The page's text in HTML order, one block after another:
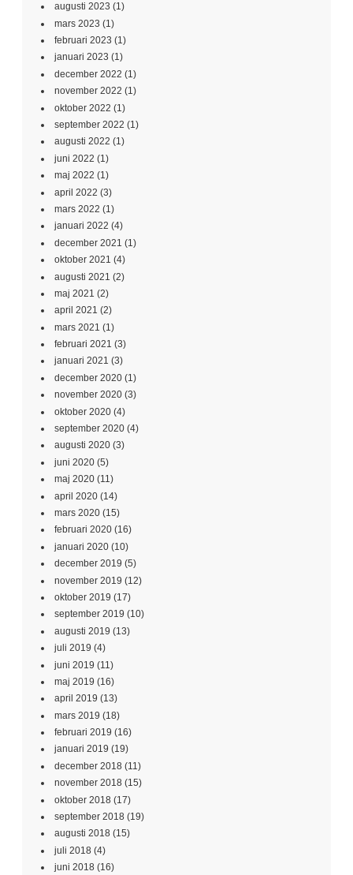
augusti 2023 (1)
mars 2023 (1)
februari 2023 (1)
januari 2023 (1)
december 2022 (1)
november 2022 (1)
oktober 2022 (1)
september 2022 (1)
augusti 2022 (1)
juni 2022 (1)
maj 2022 (1)
april 2022 (3)
mars 2022 (1)
januari 2022 (4)
december 2021 (1)
oktober 2021 (4)
augusti 2021 (2)
maj 2021 (2)
april 2021 (2)
mars 2021 (1)
februari 2021 (3)
januari 2021 (3)
december 2020 (1)
november 2020 (3)
oktober 2020 (4)
september 2020 (4)
augusti 2020 (3)
juni 2020 (5)
maj 2020 (11)
april 2020 (14)
mars 2020 (15)
februari 2020 (16)
januari 2020 (10)
december 2019 (5)
november 2019 (12)
oktober 2019 (17)
september 2019 (10)
augusti 2019 (13)
juli 2019 (4)
juni 2019 (11)
maj 2019 (16)
april 2019 (13)
mars 2019 (18)
februari 2019 (16)
januari 2019 (19)
december 2018 (11)
november 2018 (15)
oktober 2018 (17)
september 2018 (19)
augusti 2018 (15)
juli 2018 (4)
juni 2018 (16)